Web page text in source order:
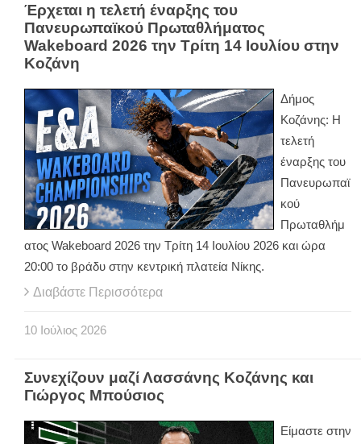
Έρχεται η τελετή έναρξης του
Πανευρωπαϊκού Πρωταθλήματος
Wakeboard 2026 την Τρίτη 14 Ιουλίου στην
Κοζάνη
Δήμος
Κοζάνης: Η
τελετή
έναρξης του
Πανευρωπαϊ
κού
Πρωταθλήμ
ατος Wakeboard 2026 την Τρίτη 14 Ιουλίου 2026 και ώρα
20:00 το βράδυ στην κεντρική πλατεία Νίκης.
Διαβάστε Περισσότερα
10 Ιούλιος 2026
Συνεχίζουν μαζί Λασσάνης Κοζάνης και
Γιώργος Μπούσιος
Είμαστε στην